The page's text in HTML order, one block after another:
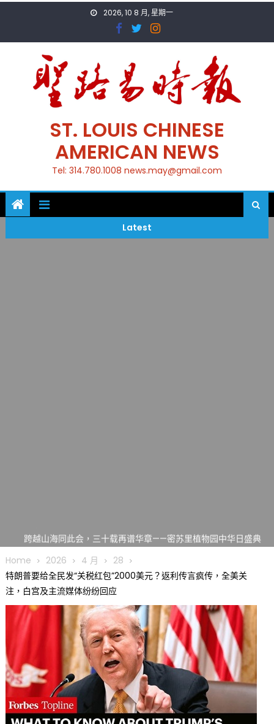
2026, 10 8 月, 星期一
ST. LOUIS CHINESE
AMERICAN NEWS
Tel: 314.780.1008 news.may@gmail.com
Latest
跨越山海同此会，三十载再谱华章——密苏里植物园中华日盛典
圆满举行
圣路易龙舟俱乐部5月16日龙舟体验日 邀请各界亲身体验划行乐
趣 + 水上竞速魅力
三十二载跨越时空的相逢
执掌密苏里植物园近四十年 致力推动全球植物多样性研究与中美
合作 Peter Raven 博士逝世 享年89岁
一晃三十年，初夏又相逢。中华日，等你来赴约 —— 密苏里植物
园“中华日三十周年特别报道（五）
筝声与琴韵交汇：刘励(Li Statler)与钢琴家Darek演绎一场古筝
与钢琴的精彩对话
Home 2026 4 月
28
特朗普要给全民发“关税红包”2000美元？返利传言疯传，全美关
注，白宫及主流媒体纷纷回应